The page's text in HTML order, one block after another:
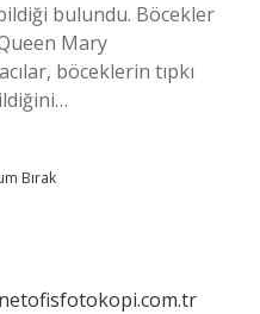
bulundu. Böcekler
Mary
böceklerin tıpkı
Bırak